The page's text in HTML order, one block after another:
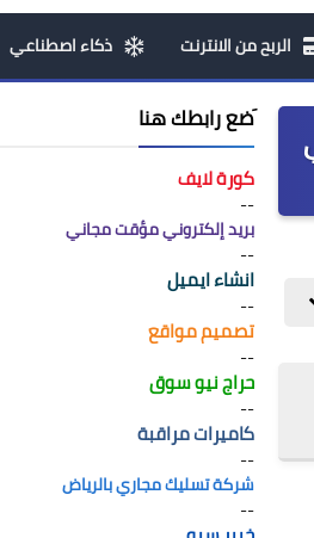
الربح من الانترنت ذكاء اصطناعي
َضع رابطك هنا
كورة لايف
--
بريد إلكتروني مؤقت مجاني
--
انشاء ايميل
--
تصميم مواقع
--
حراج نيو سوق
--
كاميرات مراقبة
--
شركة تسليك مجاري بالرياض
--